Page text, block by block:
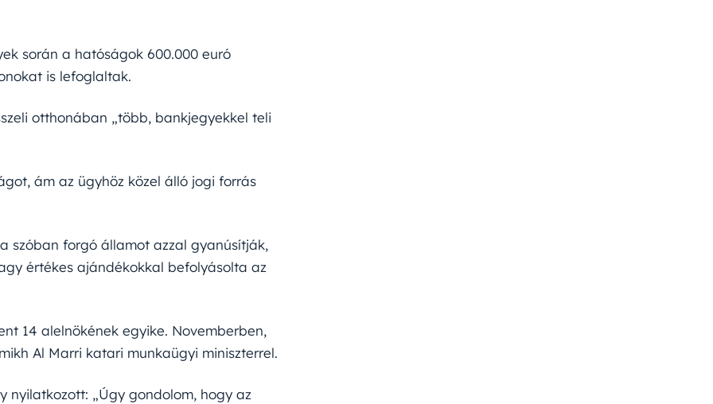
során a hatóságok 600.000 euró
is lefoglaltak.
otthonában „több, bankjegyekkel teli
ám az ügyhöz közel álló jogi forrás
szóban forgó államot azzal gyanúsítják,
értékes ajándékokkal befolyásolta az
14 alelnökének egyike. Novemberben,
Al Marri katari munkaügyi miniszterrel.
nyilatkozott: „Úgy gondolom, hogy az